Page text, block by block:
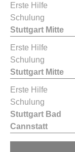
Erste Hilfe
Schulung
Stuttgart Mitte
Erste Hilfe
Schulung
Stuttgart Mitte
Erste Hilfe
Schulung
Stuttgart Bad
Cannstatt